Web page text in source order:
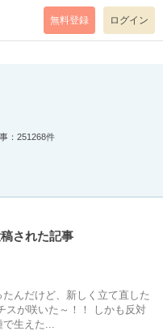
mode=return level=notice
無料登録 ログイン
：251268件
された記事
んだけど、新しく立て直した
スが咲いた～！！ しかも反対
生えた...